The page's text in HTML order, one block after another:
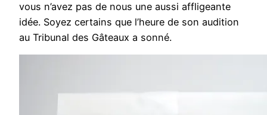
vous n’avez pas de nous une aussi affligeante
idée. Soyez certains que l’heure de son audition
au Tribunal des Gâteaux a sonné.